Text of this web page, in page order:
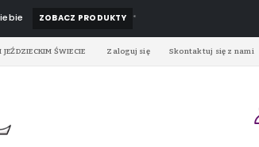
ZOBACZ PRODUKTY *
ŚWIECIE Zaloguj się Skontaktuj się z nami